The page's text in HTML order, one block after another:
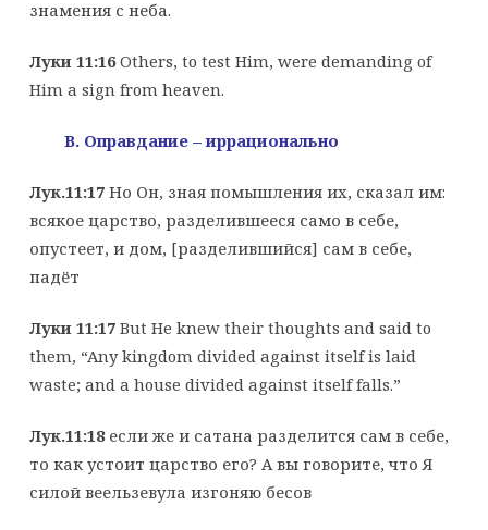
знамения с неба.
Луки 11:16Others, to test Him, were demanding of
Him a sign from heaven.
B. Оправдание – иррационально
Лук.11:17 Но Он, зная помышления их, сказал им:
всякое царство, разделившееся само в себе,
опустеет, и дом, [разделившийся] сам в себе,
падёт
Луки 11:17But He knew their thoughts and said to
them, “Any kingdom divided against itself is laid
waste; and a house divided against itself falls.”
Лук.11:18если же и сатана разделится сам в себе,
то как устоит царство его? А вы говорите, что Я
силой веельзевула изгоняю бесов